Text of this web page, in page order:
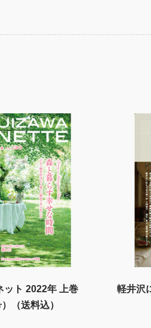
ット 2022年 上巻
）（送料込）
軽井沢